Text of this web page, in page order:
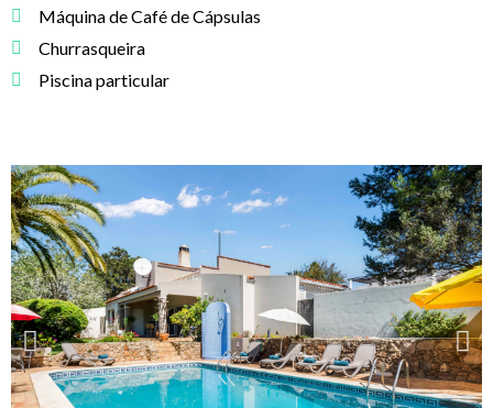
Máquina de Café de Cápsulas
Churrasqueira
Piscina particular